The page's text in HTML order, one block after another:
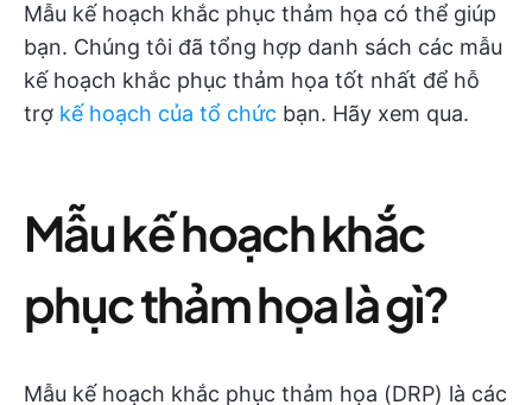
Mẫu kế hoạch khắc phục thảm họa có thể giúp
bạn. Chúng tôi đã tổng hợp danh sách các mẫu
kế hoạch khắc phục thảm họa tốt nhất để hỗ
trợ kế hoạch của tổ chức bạn. Hãy xem qua.
Mẫu kế hoạch khắc
phục thảm họa là gì?
Mẫu kế hoạch khắc phục thảm họa (DRP) là các